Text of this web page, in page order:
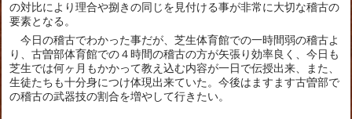
の対比により理合や捌きの同じを見付ける事が非常に大切な稽古の
要素となる。
今日の稽古でわかった事だが、芝生体育館での一時間弱の稽古よ
り、古曽部体育館での４時間の稽古の方が矢張り効率良く、今日も
芝生では何ヶ月もかかって教え込む内容が一日で伝授出来、また、
生徒たちも十分身につけ体現出来ていた。今後はますます古曽部で
の稽古の武器技の割合を増やして行きたい。